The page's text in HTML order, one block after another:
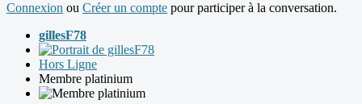
Connexion ou Créer un compte pour participer à la conversation.
gillesF78
Hors Ligne
Membre platinium